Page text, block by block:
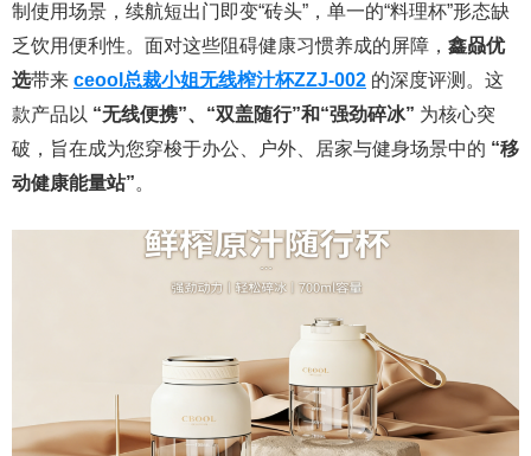
制使用场景，续航短出门即变“砖头”，单一的“料理杯”形态缺
乏饮用便利性。面对这些阻碍健康习惯养成的屏障， 鑫赑优
选带来 ceool总裁小姐无线榨汁杯ZZJ-002 的深度评测。这
款产品以 “无线便携”、“双盖随行”和“强劲碎冰” 为核心突
破，旨在成为您穿梭于办公、户外、居家与健身场景中的 “移
动健康能量站”。